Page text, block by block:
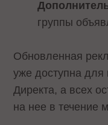
группы
Обновленная
уже доступна для
Директа, а всех
на нее в течение